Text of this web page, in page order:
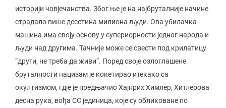
историји човјечанства. Због ње је на најбруталније начине
страдало више десетина милиона људи. Ова убилачка
машина има своју основу у супериорности једног народа и
људи над другима. Тачније може се свести под крилатицу
“други, не треба да живи“. Поред своје озлоглашене
бруталности нацизам је кокетирао итекако са
окултизмом, гдје је предњачио Хајнрих Химлер, Хитлерова
десна рука, вођа СС јединица, које су обликоване по